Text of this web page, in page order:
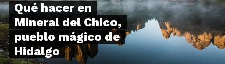
Qué hacer en
Mineral del Chico,
pueblo mágico de
Hidalgo